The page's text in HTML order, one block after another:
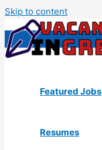
Skip to content
Featured Jobs
Resumes